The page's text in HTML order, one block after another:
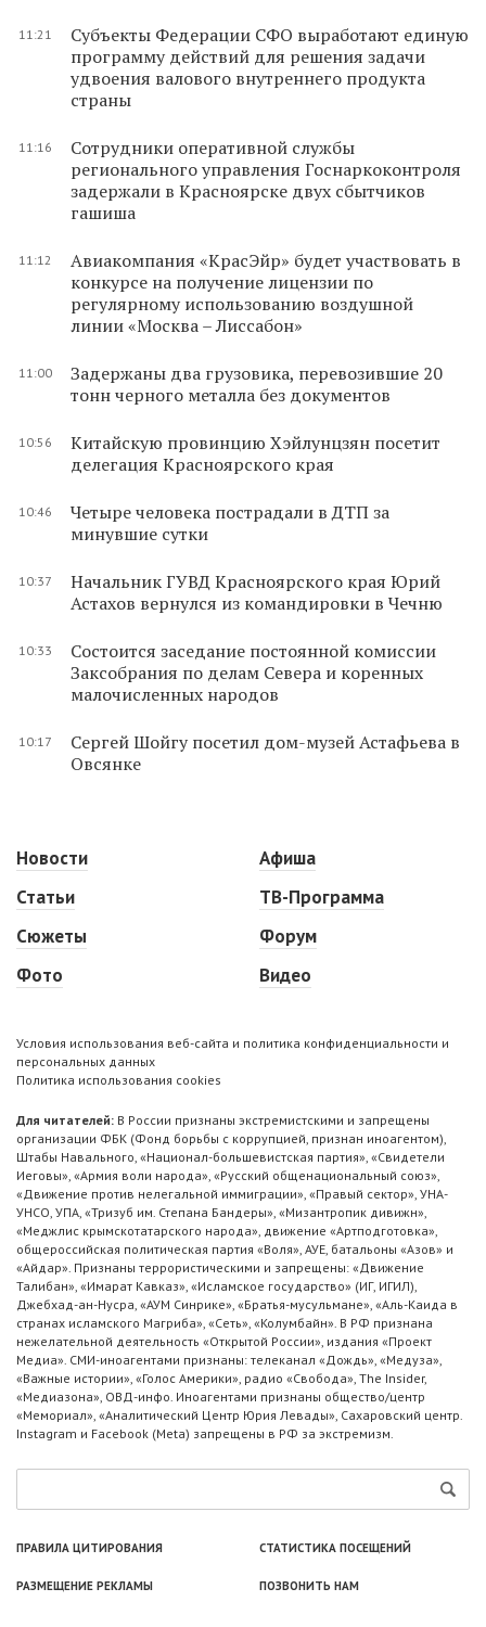
11:21
Субъекты Федерации СФО выработают единую
программу действий для решения задачи
удвоения валового внутреннего продукта
страны
11:16
Сотрудники оперативной службы
регионального управления Госнаркоконтроля
задержали в Красноярске двух сбытчиков
гашиша
11:12
Авиакомпания «КрасЭйр» будет участвовать в
конкурсе на получение лицензии по
регулярному использованию воздушной
линии «Москва – Лиссабон»
11:00
Задержаны два грузовика, перевозившие 20
тонн черного металла без документов
10:56
Китайскую провинцию Хэйлунцзян посетит
делегация Красноярского края
10:46
Четыре человека пострадали в ДТП за
минувшие сутки
10:37
Начальник ГУВД Красноярского края Юрий
Астахов вернулся из командировки в Чечню
10:33
Состоится заседание постоянной комиссии
Заксобрания по делам Севера и коренных
малочисленных народов
10:17
Сергей Шойгу посетил дом-музей Астафьева в
Овсянке
Новости
Статьи
Сюжеты
Фото
Афиша
ТВ-Программа
Форум
Видео
Условия использования веб-сайта и политика конфиденциальности и
персональных данных
Политика использования cookies
Для читателей: В России признаны экстремистскими и запрещены
организации ФБК (Фонд борьбы с коррупцией, признан иноагентом),
Штабы Навального, «Национал-большевистская партия», «Свидетели
Иеговы», «Армия воли народа», «Русский общенациональный союз»,
«Движение против нелегальной иммиграции», «Правый сектор», УНА-
УНСО, УПА, «Тризуб им. Степана Бандеры», «Мизантропик дивижн»,
«Меджлис крымскотатарского народа», движение «Артподготовка»,
общероссийская политическая партия «Воля», АУЕ, батальоны «Азов» и
«Айдар». Признаны террористическими и запрещены: «Движение
Талибан», «Имарат Кавказ», «Исламское государство» (ИГ, ИГИЛ),
Джебхад-ан-Нусра, «АУМ Синрике», «Братья-мусульмане», «Аль-Каида в
странах исламского Магриба», «Сеть», «Колумбайн». В РФ признана
нежелательной деятельность «Открытой России», издания «Проект
Медиа». СМИ-иноагентами признаны: телеканал «Дождь», «Медуза»,
«Важные истории», «Голос Америки», радио «Свобода», The Insider,
«Медиазона», ОВД-инфо. Иноагентами признаны общество/центр
«Мемориал», «Аналитический Центр Юрия Левады», Сахаровский центр.
Instagram и Facebook (Metа) запрещены в РФ за экстремизм.
ПРАВИЛА ЦИТИРОВАНИЯ СТАТИСТИКА ПОСЕЩЕНИЙ
РАЗМЕЩЕНИЕ РЕКЛАМЫ ПОЗВОНИТЬ НАМ